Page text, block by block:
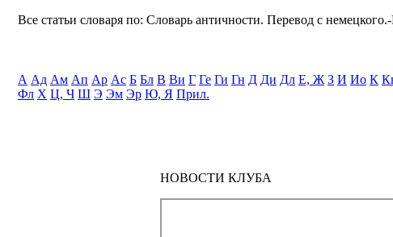
Все статьи словаря по: Словарь античности. Перевод с
А Ад Ам Ап Ар Ас Б Бл В Ви Г Ге Ги Гн Д Ди Дл Е, Ж З И Ио К
Фл Х Ц, Ч Ш Э Эм Эр Ю, Я Прил.
НОВОСТИ КЛУБА